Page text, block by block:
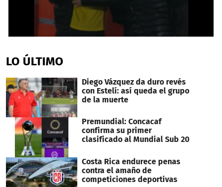
of
1
0
LO ÚLTIMO
Diego Vázquez da duro revés
con Estelí: así queda el grupo
de la muerte
Premundial: Concacaf
confirma su primer
clasificado al Mundial Sub 20
Costa Rica endurece penas
contra el amaño de
competiciones deportivas